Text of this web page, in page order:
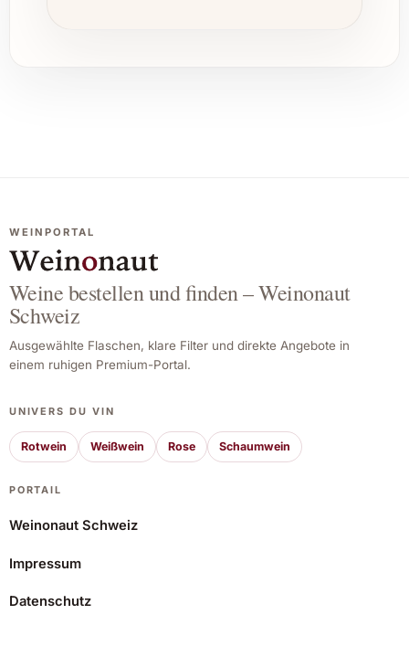
WEINPORTAL
Weine bestellen und finden – Weinonaut
Schweiz
Ausgewählte Flaschen, klare Filter und direkte Angebote in
einem ruhigen Premium-Portal.
UNIVERS DU VIN
Rotwein Weißwein Rose Schaumwein
PORTAIL
Weinonaut Schweiz
Impressum
Datenschutz